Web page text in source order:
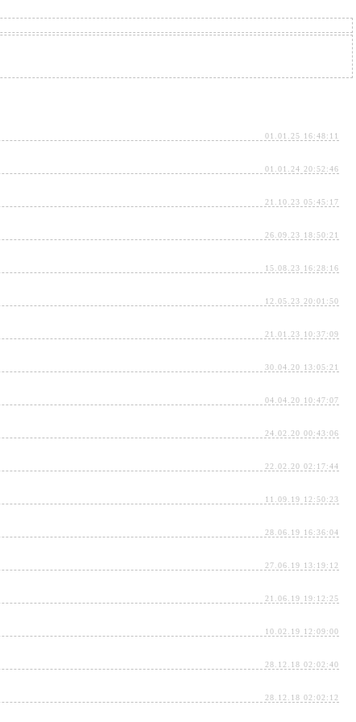
01.01.25 16:48:11
01.01.24 20:52:46
21.10.23 05:45:17
26.09.23 18:50:21
15.08.23 16:28:16
12.05.23 20:01:50
21.01.23 10:37:09
30.04.20 13:05:21
04.04.20 10:47:07
24.02.20 00:43:06
22.02.20 02:17:44
11.09.19 12:50:23
28.06.19 16:36:04
27.06.19 13:19:12
21.06.19 19:12:25
10.02.19 12:09:00
28.12.18 02:02:40
28.12.18 02:02:12